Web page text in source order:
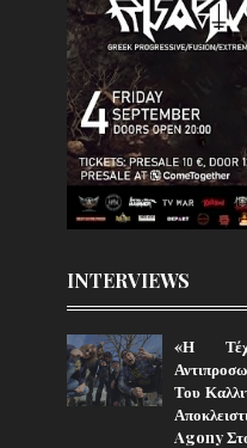
INTERVIEWS
«Η
Του
Agony